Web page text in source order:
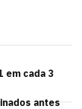
em cada 3
antes